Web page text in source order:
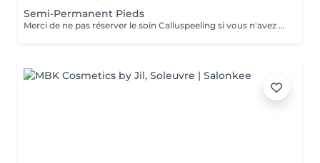
Semi-Permanent Pieds
Merci de ne pas réserver le soin Calluspeeling si vous n'avez pas ou très peu de callosités !!! La pose de semi-permanent consiste à limer les ongles, retirer les cuticules et poser un vernis semi-permanent sur les ongles naturels pour une tenue de 3 à 4 semaines. Il est inutile de sélectionner une pédicure en plus du semi-permanent !!! La dépose de semi-permanent consiste à retirer le semi-permanent présent sur les ongles.